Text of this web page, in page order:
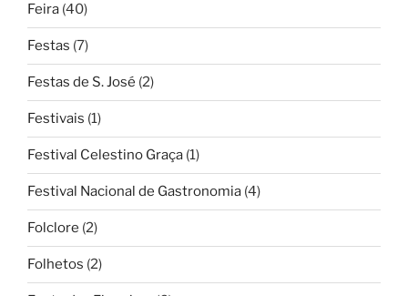
Feira (40)
Festas (7)
Festas de S. José (2)
Festivais (1)
Festival Celestino Graça (1)
Festival Nacional de Gastronomia (4)
Folclore (2)
Folhetos (2)